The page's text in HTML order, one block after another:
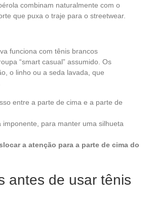
combinam naturalmente com o
que puxa o traje para o streetwear.
funciona com tênis brancos
“smart casual” assumido. Os
o linho ou a seda lavada, que
entre a parte de cima e a parte de
para manter uma silhueta
a atenção para a parte de cima do
antes de usar tênis